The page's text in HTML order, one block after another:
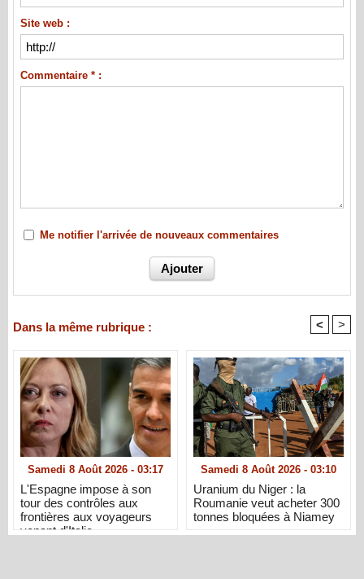
Site web :
Commentaire * :
Me notifier l'arrivée de nouveaux commentaires
Dans la même rubrique : < >
Samedi 8 Août 2026 - 03:17
L'Espagne impose à son
tour des contrôles aux
frontières aux voyageurs
venant d'Italie
Samedi 8 Août 2026 - 03:10
Uranium du Niger : la
Roumanie veut acheter 300
tonnes bloquées à Niamey